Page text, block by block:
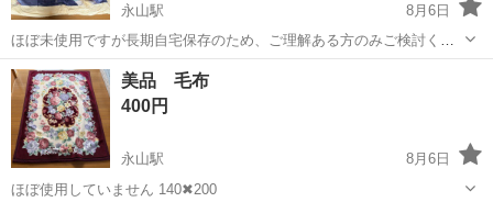
永山駅
8月6日
ほぼ未使用ですが長期自宅保存のため、ご理解ある方のみご検討くだ
さい
北海道 旭川市 永山駅
美品 毛布
400円
永山駅
8月6日
ほぼ使用していません 140✖︎200